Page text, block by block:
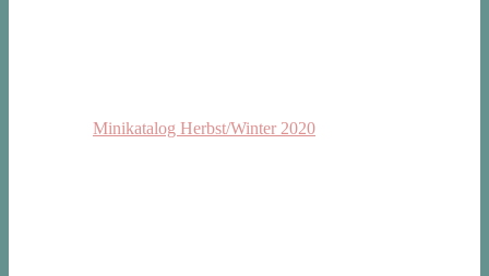
Minikatalog Herbst/Winter 2020